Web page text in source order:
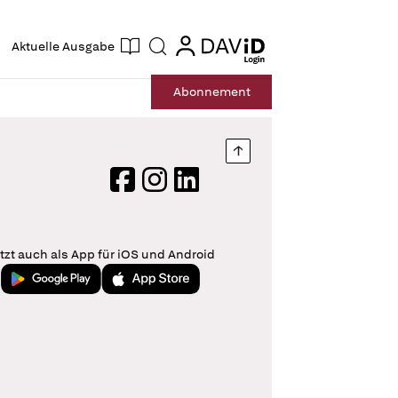
Aktuelle Ausgabe Suche login
login
Abonnement
Nach oben springen
FacebookInstagram
LinkedIn
auch als App für iOS und Android
Jetzt bei Google PlayLaden im App Store